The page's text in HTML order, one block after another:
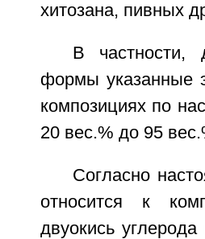
хитозана, пивных
В частности,
формы указанные
композициях по
20 вес.% до 95
Согласно
относится к
двуокись